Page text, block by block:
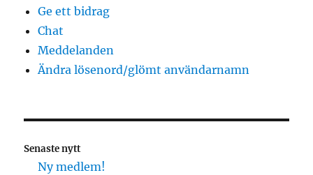
Ge ett bidrag
Chat
Meddelanden
Ändra lösenord/glömt användarnamn
Senaste nytt
Ny medlem!